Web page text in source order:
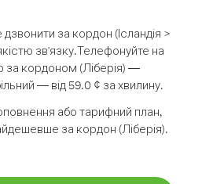
за кордон (Ісландія >
зв'язку.Телефонуйте на
за кордоном (Ліберія) —
— від 59.0 ¢ за хвилину.
або тарифний план,
за кордон (Ліберія).